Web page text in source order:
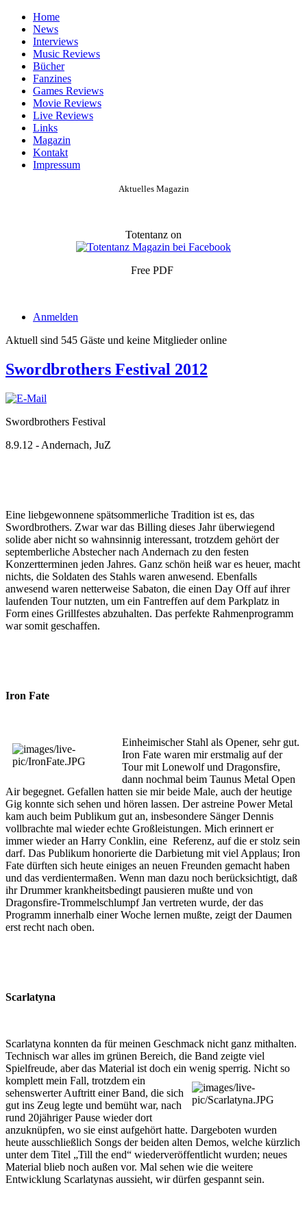
Home
News
Interviews
Music Reviews
Bücher
Fanzines
Games Reviews
Movie Reviews
Live Reviews
Links
Magazin
Kontakt
Impressum
Aktuelles Magazin
Totentanz on
Free PDF
Anmelden
Aktuell sind 545 Gäste und keine Mitglieder online
Swordbrothers Festival 2012
Swordbrothers Festival
8.9.12 - Andernach, JuZ
Eine liebgewonnene spätsommerliche Tradition ist es, das
Swordbrothers. Zwar war das Billing dieses Jahr überwiegend
solide aber nicht so wahnsinnig interessant, trotzdem gehört der
septemberliche Abstecher nach Andernach zu den festen
Konzertterminen jeden Jahres. Ganz schön heiß war es heuer, macht
nichts, die Soldaten des Stahls waren anwesend. Ebenfalls
anwesend waren netterweise Sabaton, die einen Day Off auf ihrer
laufenden Tour nutzten, um ein Fantreffen auf dem Parkplatz in
Form eines Grillfestes abzuhalten. Das perfekte Rahmenprogramm
war somit geschaffen.
Iron Fate
Einheimischer Stahl als Opener, sehr gut.
Iron Fate waren mir erstmalig auf der
Tour mit Lonewolf und Dragonsfire,
dann nochmal beim Taunus Metal Open
Air begegnet. Gefallen hatten sie mir beide Male, auch der heutige
Gig konnte sich sehen und hören lassen. Der astreine Power Metal
kam auch beim Publikum gut an, insbesondere Sänger Dennis
vollbrachte mal wieder echte Großleistungen. Mich erinnert er
immer wieder an Harry Conklin, eine Referenz, auf die er stolz sein
darf. Das Publikum honorierte die Darbietung mit viel Applaus; Iron
Fate dürften sich heute einiges an neuen Freunden gemacht haben
und das verdientermaßen. Wenn man dazu noch berücksichtigt, daß
ihr Drummer krankheitsbedingt pausieren mußte und von
Dragonsfire-Trommelschlumpf Jan vertreten wurde, der das
Programm innerhalb einer Woche lernen mußte, zeigt der Daumen
erst recht nach oben.
Scarlatyna
Scarlatyna konnten da für meinen Geschmack nicht ganz mithalten.
Technisch war alles im grünen Bereich, die Band zeigte viel
Spielfreude, aber das Material ist doch ein wenig sperrig. Nicht so
komplett mein Fall, trotzdem ein
sehenswerter Auftritt einer Band, die sich
gut ins Zeug legte und bemüht war, nach
rund 20jähriger Pause wieder dort
anzuknüpfen, wo sie einst aufgehört hatte. Dargeboten wurden
heute ausschließlich Songs der beiden alten Demos, welche kürzlich
unter dem Titel „Till the end“ wiederveröffentlicht wurden; neues
Material blieb noch außen vor. Mal sehen wie die weitere
Entwicklung Scarlatynas aussieht, wir dürfen gespannt sein.